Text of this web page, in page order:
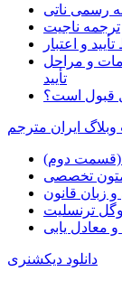
رسمی ناتی
ترجمه ناجیت
و اعتبار
و مراحل
تأیید
قبول است؟
ایران مترجم
(قسمت دوم)
تخصصی
زبان قانون
ترنسلیت
معادل یابی
دانلود دیکشنری